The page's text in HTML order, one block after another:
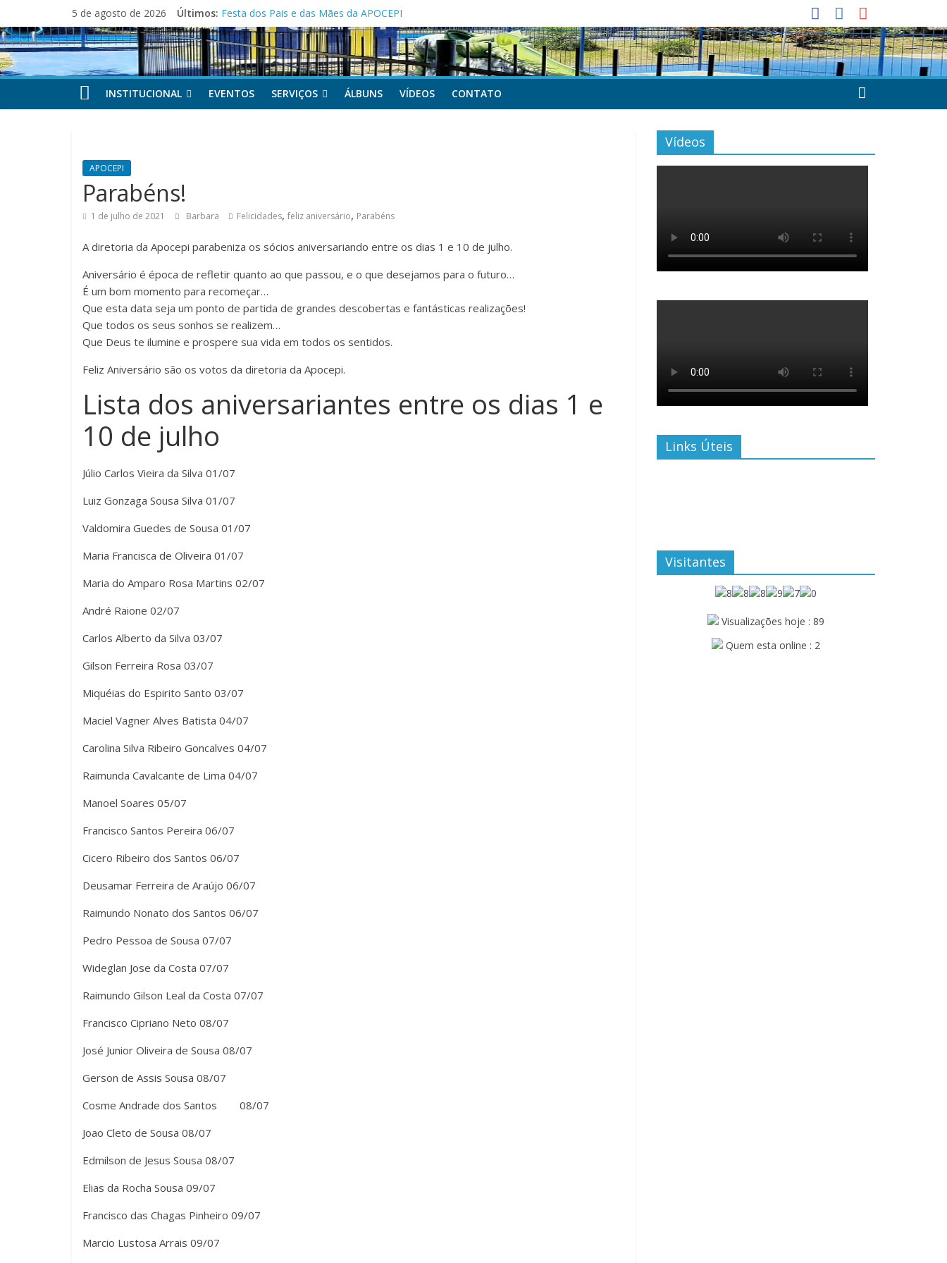
para
o
conteúdo
5 de agosto de 2026 Últimos: Festa dos Pais e das Mães da APOCEPI
APOCEPI conquista a primeira vitória no Campeonato 50tão!
Parabéns!
Felicidades!
APOCEPI investe em melhorias na estrutura do Clube Social
INSTITUCIONAL
EVENTOS SERVIÇOS ÁLBUNS VÍDEOS CONTATO
APOCEPI
Parabéns!
1 de julho de 2021 Barbara Felicidades, feliz aniversário, Parabéns
A diretoria da Apocepi parabeniza os sócios aniversariando entre os dias 1 e 10 de julho.
Aniversário é época de refletir quanto ao que passou, e o que desejamos para o futuro…
É um bom momento para recomeçar…
Que esta data seja um ponto de partida de grandes descobertas e fantásticas realizações!
Que todos os seus sonhos se realizem…
Que Deus te ilumine e prospere sua vida em todos os sentidos.
Feliz Aniversário são os votos da diretoria da Apocepi.
Lista dos aniversariantes entre os dias 1 e
10 de julho
Júlio Carlos Vieira da Silva 01/07
Luiz Gonzaga Sousa Silva 01/07
Valdomira Guedes de Sousa 01/07
Maria Francisca de Oliveira 01/07
Maria do Amparo Rosa Martins 02/07
André Raione 02/07
Carlos Alberto da Silva 03/07
Gilson Ferreira Rosa 03/07
Miquéias do Espirito Santo 03/07
Maciel Vagner Alves Batista 04/07
Carolina Silva Ribeiro Goncalves 04/07
Raimunda Cavalcante de Lima 04/07
Manoel Soares 05/07
Francisco Santos Pereira 06/07
Cicero Ribeiro dos Santos 06/07
Deusamar Ferreira de Araújo 06/07
Raimundo Nonato dos Santos 06/07
Pedro Pessoa de Sousa 07/07
Wideglan Jose da Costa 07/07
Raimundo Gilson Leal da Costa 07/07
Francisco Cipriano Neto 08/07
José Junior Oliveira de Sousa 08/07
Gerson de Assis Sousa 08/07
Cosme Andrade dos Santos 08/07
Joao Cleto de Sousa 08/07
Edmilson de Jesus Sousa 08/07
Elias da Rocha Sousa 09/07
Francisco das Chagas Pinheiro 09/07
Marcio Lustosa Arrais 09/07
Vídeos
Links Úteis
Visitantes
Visualizações hoje : 89
Quem esta online : 2